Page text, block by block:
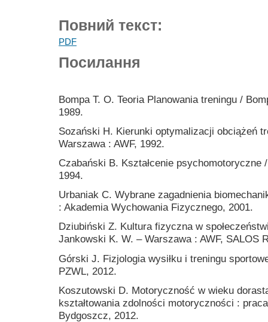
Повний текст:
PDF
Посилання
Bompa T. O. Teoria Planowania treningu /
1989.
Sozański H. Kierunki optymalizacji obciążeń
Warszawa : AWF, 1992.
Czabański B. Kształcenie psychomotoryczne
1994.
Urbaniak C. Wybrane zagadnienia
: Akademia Wychowania Fizycznego, 2001.
Dziubiński Z. Kultura fizyczna w
Jankowski K. W. – Warszawa : AWF, SALOS
Górski J. Fizjologia wysiłku i treningu
PZWL, 2012.
Koszutowski D. Motoryczność w wieku
kształtowania zdolności motoryczności :
Bydgoszcz, 2012.